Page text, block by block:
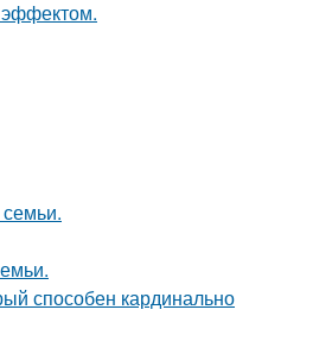
способен кардинально